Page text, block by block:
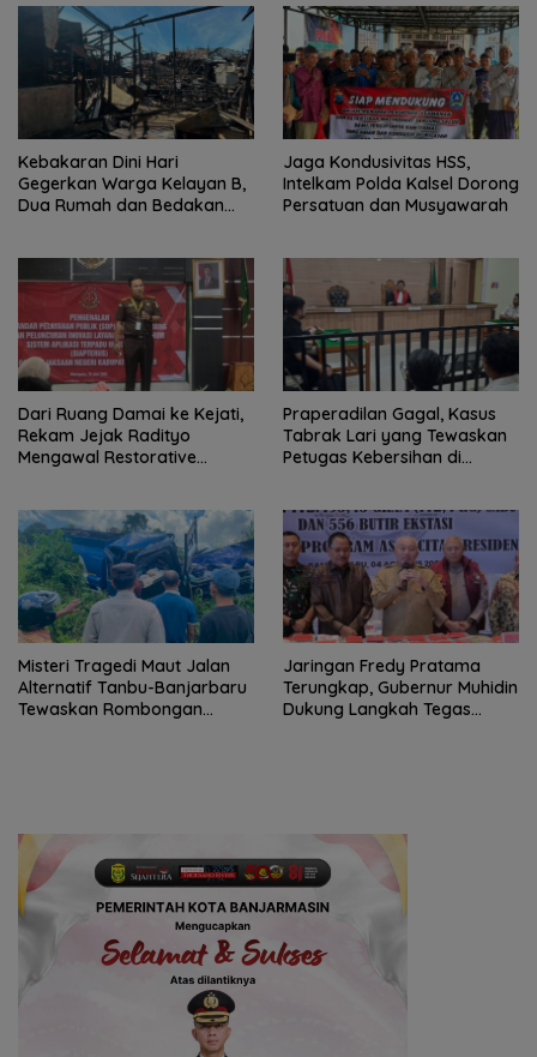
Kebakaran Dini Hari
Gegerkan Warga Kelayan B,
Dua Rumah dan Bedakan
Jaga Kondusivitas HSS,
Intelkam Polda Kalsel Dorong
Persatuan dan Musyawarah
Dari Ruang Damai ke Kejati,
Rekam Jejak Radityo
Mengawal Restorative
Praperadilan Gagal, Kasus
Tabrak Lari yang Tewaskan
Petugas Kebersihan di
Misteri Tragedi Maut Jalan
Alternatif Tanbu-Banjarbaru
Tewaskan Rombongan
Jaringan Fredy Pratama
Terungkap, Gubernur Muhidin
Dukung Langkah Tegas